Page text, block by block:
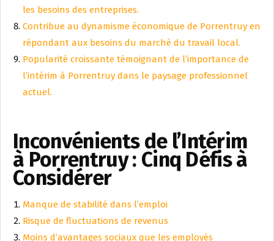
les besoins des entreprises.
Contribue au dynamisme économique de Porrentruy en
répondant aux besoins du marché du travail local.
Popularité croissante témoignant de l’importance de
l’intérim à Porrentruy dans le paysage professionnel
actuel.
Inconvénients de l’Intérim
à Porrentruy : Cinq Défis à
Considérer
Manque de stabilité dans l’emploi
Risque de fluctuations de revenus
Moins d’avantages sociaux que les employés